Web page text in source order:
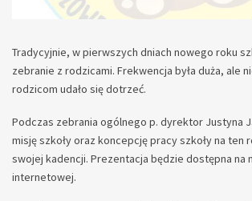
Tradycyjnie, w pierwszych dniach nowego roku
zebranie z rodzicami. Frekwencja była duża, ale
rodzicom udało się dotrzeć.
Podczas zebrania ogólnego p. dyrektor Justyna
misję szkoły oraz koncepcję pracy szkoły na ten
swojej kadencji. Prezentacja będzie dostępna na
internetowej.